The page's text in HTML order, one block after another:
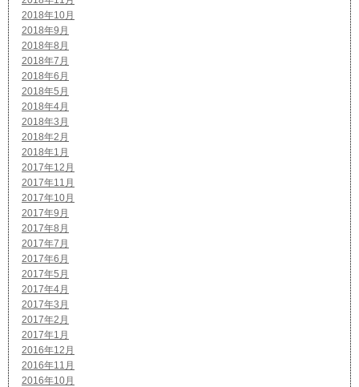
2018年10月
2018年9月
2018年8月
2018年7月
2018年6月
2018年5月
2018年4月
2018年3月
2018年2月
2018年1月
2017年12月
2017年11月
2017年10月
2017年9月
2017年8月
2017年7月
2017年6月
2017年5月
2017年4月
2017年3月
2017年2月
2017年1月
2016年12月
2016年11月
2016年10月